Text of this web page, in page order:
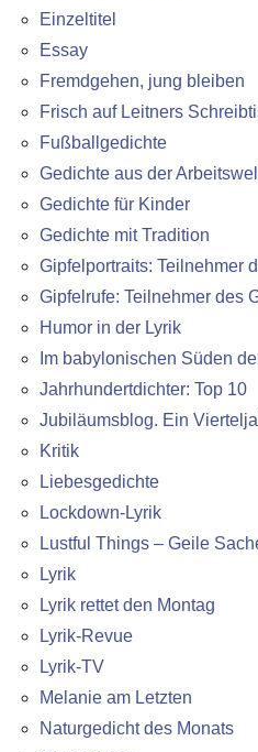
Einzeltitel
Essay
Fremdgehen, jung bleiben
Frisch auf Leitners
Fußballgedichte
Gedichte aus der
Gedichte für Kinder
Gedichte mit Tradition
Gipfelportraits: Teilnehmer
Gipfelrufe: Teilnehmer des
Humor in der Lyrik
Im babylonischen Süden
Jahrhundertdichter: Top 10
Jubiläumsblog. Ein
Kritik
Liebesgedichte
Lockdown-Lyrik
Lustful Things – Geile
Lyrik
Lyrik rettet den Montag
Lyrik-Revue
Lyrik-TV
Melanie am Letzten
Naturgedicht des Monats